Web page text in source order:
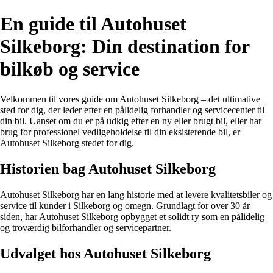
En guide til Autohuset
Silkeborg: Din destination for
bilkøb og service
Velkommen til vores guide om Autohuset Silkeborg – det ultimative
sted for dig, der leder efter en pålidelig forhandler og servicecenter til
din bil. Uanset om du er på udkig efter en ny eller brugt bil, eller har
brug for professionel vedligeholdelse til din eksisterende bil, er
Autohuset Silkeborg stedet for dig.
Historien bag Autohuset Silkeborg
Autohuset Silkeborg har en lang historie med at levere kvalitetsbiler og
service til kunder i Silkeborg og omegn. Grundlagt for over 30 år
siden, har Autohuset Silkeborg opbygget et solidt ry som en pålidelig
og troværdig bilforhandler og servicepartner.
Udvalget hos Autohuset Silkeborg